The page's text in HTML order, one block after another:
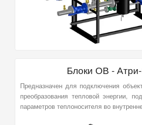
Блоки ОВ -
Предназначен для подключения
преобразования тепловой энергии,
параметров теплоносителя во